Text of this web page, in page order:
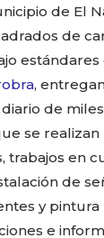
Copy
Link
de El
de
,
de
se
trabajos en
de
y pintura
e